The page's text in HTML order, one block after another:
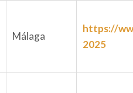
Málaga
https://
2025